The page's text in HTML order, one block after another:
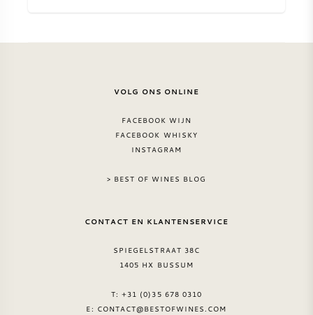
VOLG ONS ONLINE
FACEBOOK WIJN
FACEBOOK WHISKY
INSTAGRAM
> BEST OF WINES BLOG
CONTACT EN KLANTENSERVICE
SPIEGELSTRAAT 38C
1405 HX BUSSUM
T: +31 (0)35 678 0310
E: CONTACT@BESTOFWINES.COM